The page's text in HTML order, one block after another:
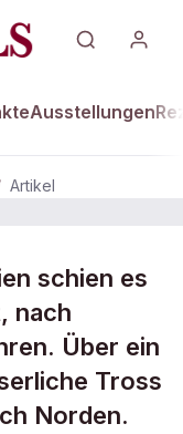
Ausstellungen
Artikel
schien es
nach
Über ein
Tross
Norden.